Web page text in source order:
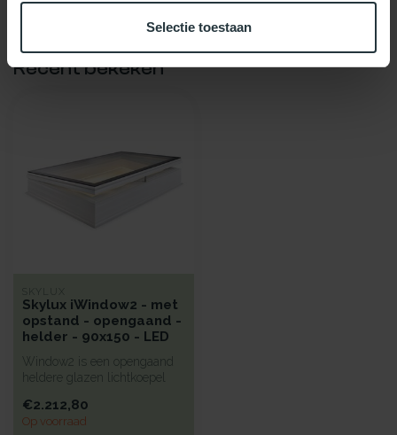
Selectie toestaan
Recent bekeken
SKYLUX
Skylux iWindow2 - met
opstand - opengaand -
helder - 90x150 - LED
Window2 is een opengaand
heldere glazen lichtkoepel
€2.212,80
Op voorraad